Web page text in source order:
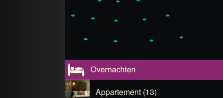
Appartement (13)